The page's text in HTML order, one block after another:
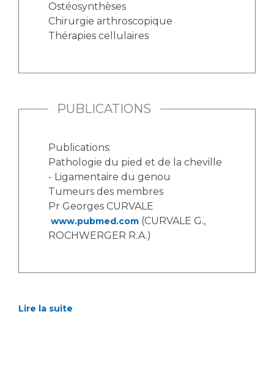
Ostéosynthèses
Chirurgie arthroscopique
Thérapies cellulaires
PUBLICATIONS
Publications:
Pathologie du pied et de la cheville
- Ligamentaire du genou
Tumeurs des membres
Pr Georges CURVALE
www.pubmed.com (CURVALE G.,
ROCHWERGER R.A.)
Lire la suite